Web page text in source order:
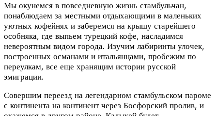
Мы окунемся в повседневную жизнь стамбульчан,
понаблюдаем за местными отдыхающими в маленьких
уютных кофейнях и заберемся на крышу старейшего
особняка, где выпьем турецкий кофе, насладимся
невероятным видом города. Изучим лабиринты улочек,
построенных османами и итальянцами, пробежим по
переулкам, все еще хранящим истории русской
эмиграции.
Совершим переезд на легендарном стамбульском пароме
с континента на континент через Босфорский пролив, и